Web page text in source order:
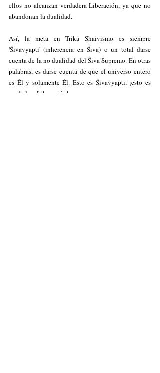
ellos no alcanzan verdadera Liberación, ya que no
abandonan la dualidad.
Así, la meta en Trika Shaivismo es siempre
'Śivavyāpti' (inherencia en Śiva) o un total darse
cuenta de la no dualidad del Śiva Supremo. En otras
palabras, es darse cuenta de que el universo entero
es Él y solamente Él. Esto es Śivavyāpti, ¡esto es
verdadera Liberación!